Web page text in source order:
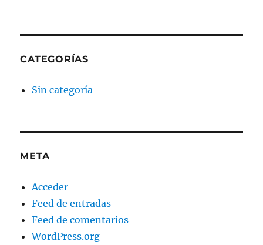
CATEGORÍAS
Sin categoría
META
Acceder
Feed de entradas
Feed de comentarios
WordPress.org